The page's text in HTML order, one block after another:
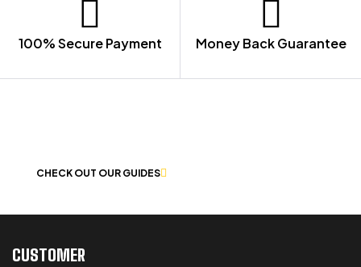
100% Secure Payment Money Back Guarantee
CHECK OUT OUR GUIDES
CUSTOMER